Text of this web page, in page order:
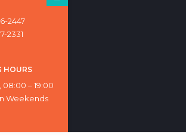
2447
2331
HOURS
08:00 – 19:00
Weekends